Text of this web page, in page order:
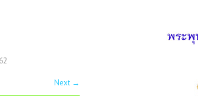
Next →